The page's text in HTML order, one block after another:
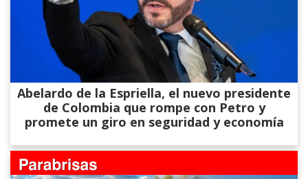
Abelardo de la Espriella, el nuevo presidente
de Colombia que rompe con Petro y
promete un giro en seguridad y economía